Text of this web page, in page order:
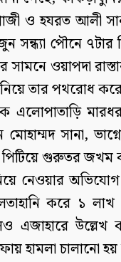
ও হযরত আলী
পৌনে ৭টার
ওয়াপদা
তার পথরোধ
এলোপাতাড়ি
সানা,
গুরুতর জখম
নেওয়ার অভিযোগ
করে ১
এজাহারে উল্লেখ
হামলা চালানো হয়